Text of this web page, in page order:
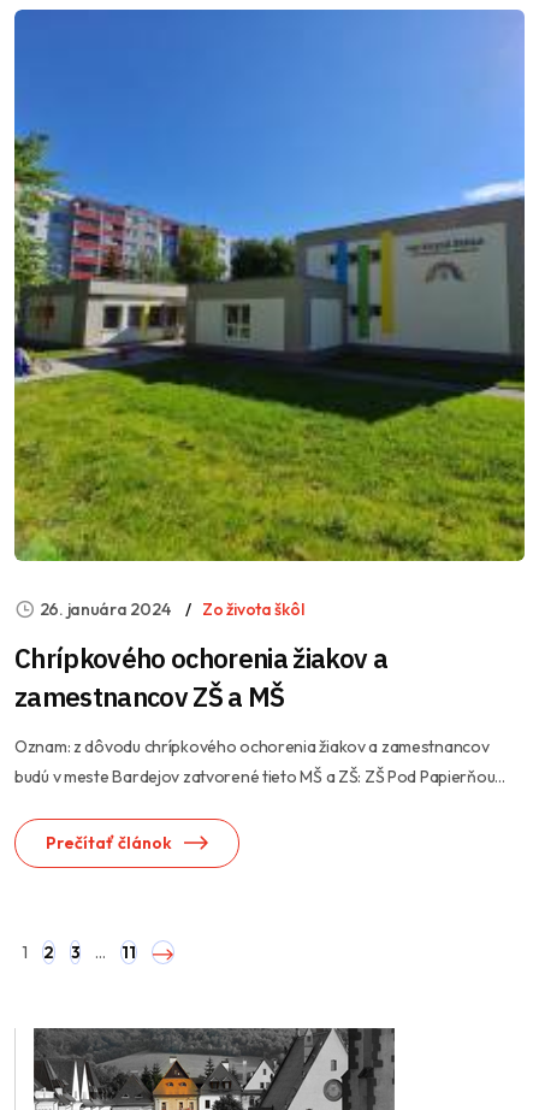
26. januára 2024 Zo života škôl
Chrípkového ochorenia žiakov a
zamestnancov ZŠ a MŠ
Oznam: z dôvodu chrípkového ochorenia žiakov a zamestnancov
budú v meste Bardejov zatvorené tieto MŠ a ZŠ: ZŠ Pod Papierňou...
Prečítať článok
1 2 3 … 11